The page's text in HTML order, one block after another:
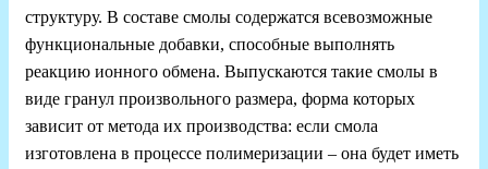
структуру. В составе смолы содержатся всевозможные
функциональные добавки, способные выполнять
реакцию ионного обмена. Выпускаются такие смолы в
виде гранул произвольного размера, форма которых
зависит от метода их производства: если смола
изготовлена в процессе полимеризации – она будет иметь